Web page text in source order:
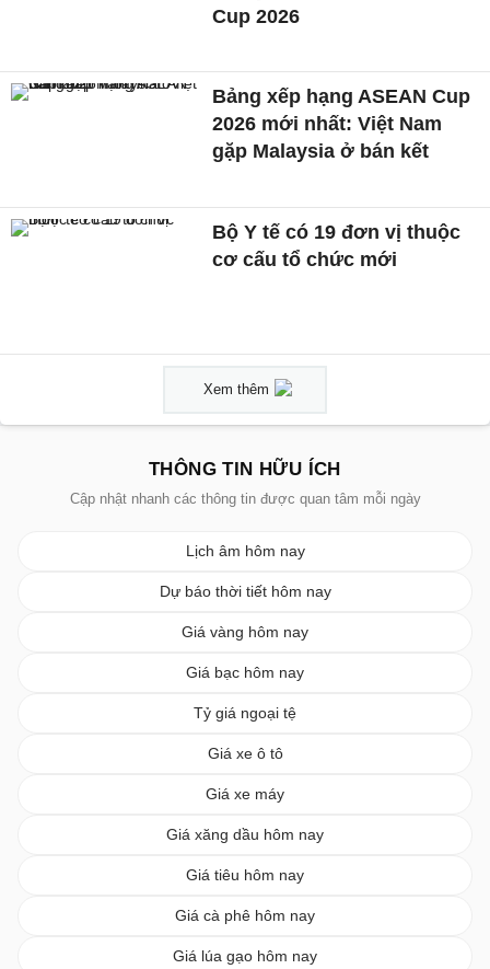
Cup 2026
Bảng xếp hạng ASEAN Cup
2026 mới nhất: Việt Nam
gặp Malaysia ở bán kết
Bộ Y tế có 19 đơn vị thuộc
cơ cấu tổ chức mới
Xem thêm
THÔNG TIN HỮU ÍCH
Cập nhật nhanh các thông tin được quan tâm mỗi ngày
Lịch âm hôm nay
Dự báo thời tiết hôm nay
Giá vàng hôm nay
Giá bạc hôm nay
Tỷ giá ngoại tệ
Giá xe ô tô
Giá xe máy
Giá xăng dầu hôm nay
Giá tiêu hôm nay
Giá cà phê hôm nay
Giá lúa gạo hôm nay